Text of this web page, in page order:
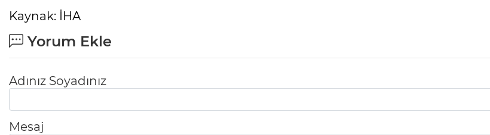
Kaynak: İHA
Yorum Ekle
Adınız Soyadınız
Mesaj